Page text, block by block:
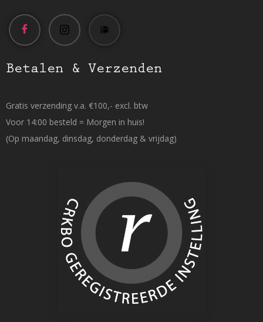
Betalen & Verzenden
Gratis verzending v.a. €100,- excl. btw
Voor 14:00 besteld = Morgen in huis!
(Op maandag, dinsdag, donderdag & vrijdag)